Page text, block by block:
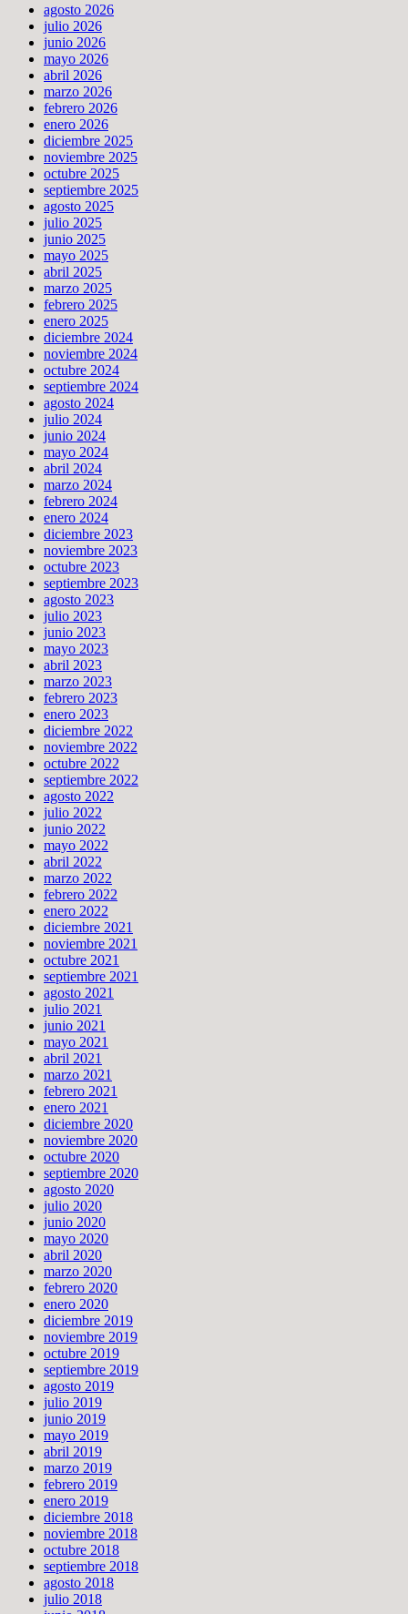
agosto 2026
julio 2026
junio 2026
mayo 2026
abril 2026
marzo 2026
febrero 2026
enero 2026
diciembre 2025
noviembre 2025
octubre 2025
septiembre 2025
agosto 2025
julio 2025
junio 2025
mayo 2025
abril 2025
marzo 2025
febrero 2025
enero 2025
diciembre 2024
noviembre 2024
octubre 2024
septiembre 2024
agosto 2024
julio 2024
junio 2024
mayo 2024
abril 2024
marzo 2024
febrero 2024
enero 2024
diciembre 2023
noviembre 2023
octubre 2023
septiembre 2023
agosto 2023
julio 2023
junio 2023
mayo 2023
abril 2023
marzo 2023
febrero 2023
enero 2023
diciembre 2022
noviembre 2022
octubre 2022
septiembre 2022
agosto 2022
julio 2022
junio 2022
mayo 2022
abril 2022
marzo 2022
febrero 2022
enero 2022
diciembre 2021
noviembre 2021
octubre 2021
septiembre 2021
agosto 2021
julio 2021
junio 2021
mayo 2021
abril 2021
marzo 2021
febrero 2021
enero 2021
diciembre 2020
noviembre 2020
octubre 2020
septiembre 2020
agosto 2020
julio 2020
junio 2020
mayo 2020
abril 2020
marzo 2020
febrero 2020
enero 2020
diciembre 2019
noviembre 2019
octubre 2019
septiembre 2019
agosto 2019
julio 2019
junio 2019
mayo 2019
abril 2019
marzo 2019
febrero 2019
enero 2019
diciembre 2018
noviembre 2018
octubre 2018
septiembre 2018
agosto 2018
julio 2018